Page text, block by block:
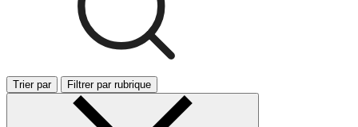
Trier par Filtrer par rubrique